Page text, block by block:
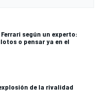
según un experto:
o pensar ya en el
de la rivalidad